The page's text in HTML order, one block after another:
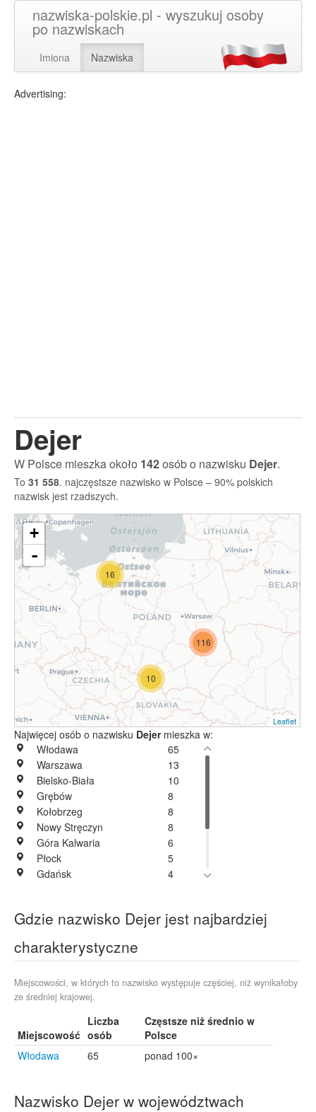
nazwiska-polskie.pl - wyszukuj osoby
po nazwiskach
Imiona Nazwiska
Advertising:
Dejer
W Polsce mieszka około 142osób o nazwisku Dejer.
To 31 558. najczęstsze nazwisko w Polsce – 90% polskich
nazwisk jest rzadszych.
16
116
10
+
-
Leaflet
Najwięcej osób o nazwisku Dejermieszka w:
Włodawa
65
Warszawa
13
Bielsko-Biała
10
Grębów
8
Kołobrzeg
8
Nowy Stręczyn
8
Góra Kalwaria
6
Płock
5
Gdańsk
4
Hrebenne
3
Moryń
Gdzie nazwisko Dejer jest najbardziej
charakterystyczne
Miejscowości, w których to nazwisko występuje częściej, niż wynikałoby
ze średniej krajowej.
Miejscowość
Liczba
osób
Częstsze niż średnio w
Polsce
Włodawa
65 ponad 100×
Nazwisko Dejer w województwach